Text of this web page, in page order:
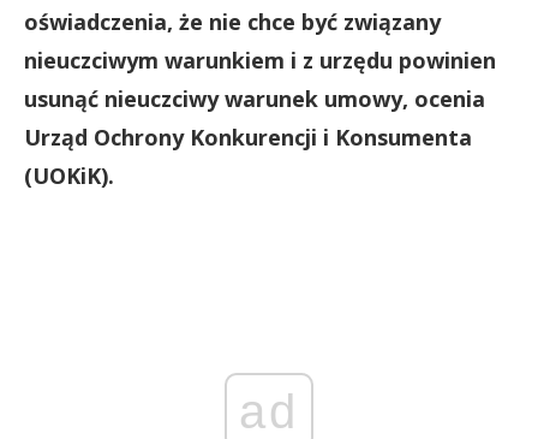
oświadczenia, że nie chce być związany
nieuczciwym warunkiem i z urzędu powinien
usunąć nieuczciwy warunek umowy, ocenia
Urząd Ochrony Konkurencji i Konsumenta
(UOKiK).
ad